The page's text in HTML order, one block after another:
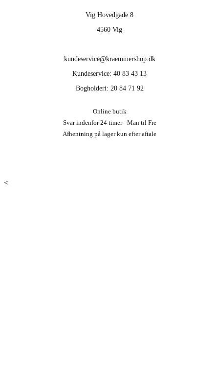
Vig Hovedgade 8
4560 Vig
kundeservice@kraemmershop.dk
Kundeservice: 40 83 43 13
Bogholderi: 20 84 71 92
Online butik
Svar indenfor 24 timer - Man til Fre
Afhentning på lager kun efter aftale
<